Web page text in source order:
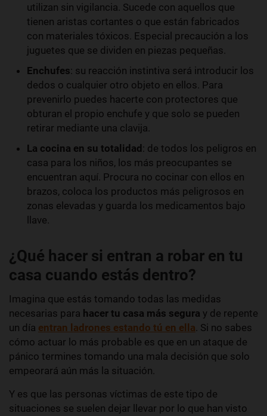
utilizan sin vigilancia. Sucede con aquellos que
tienen aristas cortantes o que están fabricados
con materiales tóxicos. Especial precaución a los
juguetes que se dividen en piezas pequeñas.
Enchufes: su reacción instintiva será introducir los
dedos o cualquier otro objeto en ellos. Para
prevenirlo puedes hacerte con protectores que
obturan el propio enchufe y que solo se pueden
retirar mediante una clavija.
La cocina en su totalidad : de todos los peligros en
casa para los niños, los más preocupantes se
encuentran aquí. Procura no cocinar con ellos en
brazos, coloca los productos más peligrosos en
zonas elevadas y guarda los medicamentos bajo
llave.
¿Qué hacer si entran a robar en tu
casa cuando estás dentro?
Imagina que estás tomando todas las medidas
necesarias para hacer tu casa más segura y de repente
un día entran ladrones estando tú en ella. Si no sabes
cómo actuar lo más probable es que en un ataque de
pánico termines tomando una mala decisión que solo
empeorará aún más la situación.
Y es que las personas víctimas de este tipo de
situaciones se suelen dejar llevar por lo que han visto